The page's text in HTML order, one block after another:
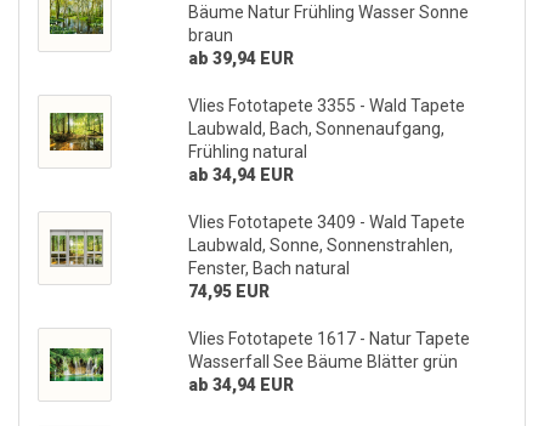
Bäume Natur Frühling Wasser Sonne
braun
ab 39,94 EUR
Vlies Fototapete 3355 - Wald Tapete
Laubwald, Bach, Sonnenaufgang,
Frühling natural
ab 34,94 EUR
Vlies Fototapete 3409 - Wald Tapete
Laubwald, Sonne, Sonnenstrahlen,
Fenster, Bach natural
74,95 EUR
Vlies Fototapete 1617 - Natur Tapete
Wasserfall See Bäume Blätter grün
ab 34,94 EUR